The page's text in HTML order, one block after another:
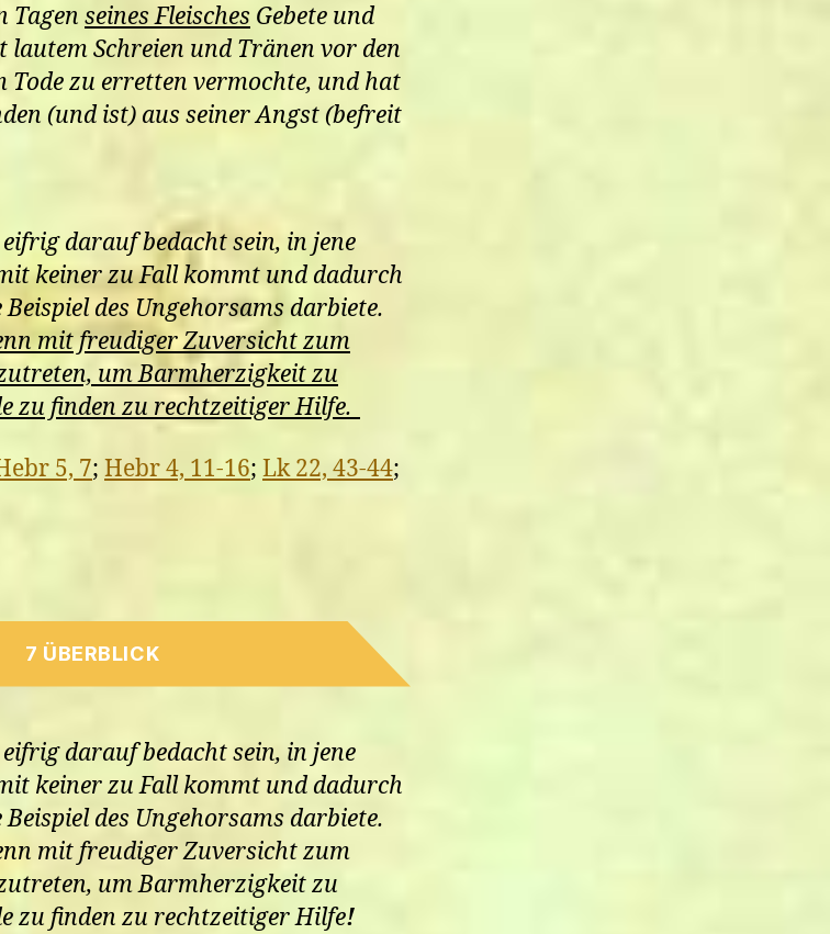
Tagen seines Fleisches Gebete und
Schreien und Tränen vor den
Tode zu erretten vermochte, und hat
(und ist) aus seiner Angst (befreit
darauf bedacht sein, in jene
keiner zu Fall kommt und dadurch
des Ungehorsams darbiete.
mit freudiger Zuversicht zum
um Barmherzigkeit zu
zu finden zu rechtzeitiger Hilfe.
5, 7; Hebr 4, 11-16; Lk 22, 43-44;
7 ÜBERBLICK
darauf bedacht sein, in jene
keiner zu Fall kommt und dadurch
des Ungehorsams darbiete.
mit freudiger Zuversicht zum
um Barmherzigkeit zu
zu finden zu rechtzeitiger Hilfe!